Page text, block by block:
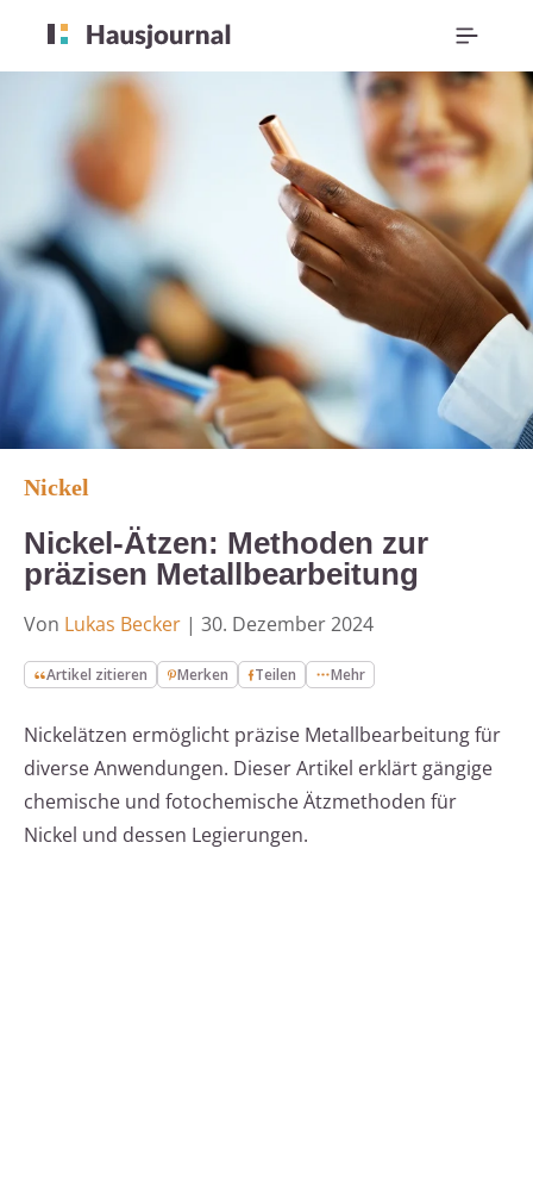
Nickel
Nickel-Ätzen: Methoden zur
präzisen Metallbearbeitung
Von Lukas Becker | 30. Dezember 2024
Artikel zitieren Merken Teilen Mehr
Nickelätzen ermöglicht präzise Metallbearbeitung für
diverse Anwendungen. Dieser Artikel erklärt gängige
chemische und fotochemische Ätzmethoden für
Nickel und dessen Legierungen.